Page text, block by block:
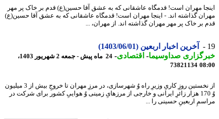
مهران است! قدمگاه عاشقانی که به عشق آقا حسین(ع) قدم بر خاک پر مهر
گذاشته اند. - اینجا مهران است! قدمگاه عاشقانی که به عشق آقا حسین(ع)
بر خاک پر مهر مهران گذاشته اند. از مهران، ...
آخرین اخبار اربعین (1403/06/01)
صداوسیما-اقتصادی-
24 ماه پیش - جمعه 2 شهریور 1403،
73821134
از نخستین روزِ کاریِ وزیرِ راه وُ شهرسازی، در مرزِ مهران تا خروجِ بیش از 3 میلیون
وُ 170 هزار زائرِ ایرانی و خارجی از مرزهایِ زمینی وُ هواییِ کشور برای شرکت در
اربعینِ حسینی را ...